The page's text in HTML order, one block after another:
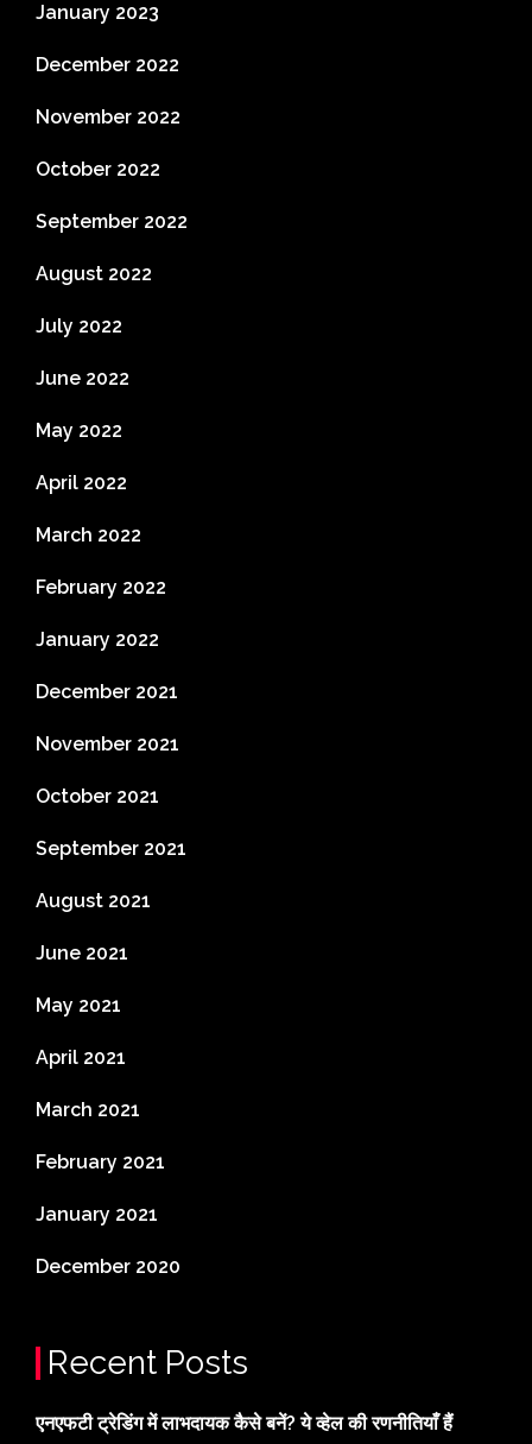
January 2023
December 2022
November 2022
October 2022
September 2022
August 2022
July 2022
June 2022
May 2022
April 2022
March 2022
February 2022
January 2022
December 2021
November 2021
October 2021
September 2021
August 2021
June 2021
May 2021
April 2021
March 2021
February 2021
January 2021
December 2020
Recent Posts
एनएफटी ट्रेडिंग में लाभदायक कैसे बनें? ये व्हेल की रणनीतियाँ हैं